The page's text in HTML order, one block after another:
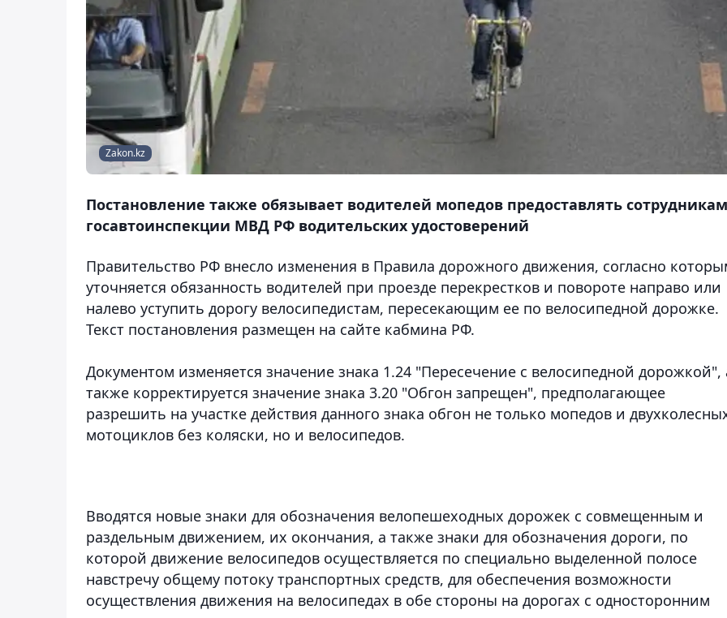
Zakon.kz
Постановление также обязывает водителей мопедов предоставлять сотрудникам
госавтоинспекции МВД РФ водительских удостоверений
Правительство РФ внесло изменения в Правила дорожного движения, согласно
уточняется обязанность водителей при проезде перекрестков и повороте направо или
налево уступить дорогу велосипедистам, пересекающим ее по велосипедной дорожке.
Текст постановления размещен на сайте кабмина РФ.
Документом изменяется значение знака 1.24 "Пересечение с велосипедной дорожкой",
также корректируется значение знака 3.20 "Обгон запрещен", предполагающее
разрешить на участке действия данного знака обгон не только мопедов и
мотоциклов без коляски, но и велосипедов.
Вводятся новые знаки для обозначения велопешеходных дорожек с совмещенным и
раздельным движением, их окончания, а также знаки для обозначения дороги, по
которой движение велосипедов осуществляется по специально выделенной полосе
навстречу общему потоку транспортных средств, для обеспечения возможности
осуществления движения на велосипедах в обе стороны на дорогах с односторонним